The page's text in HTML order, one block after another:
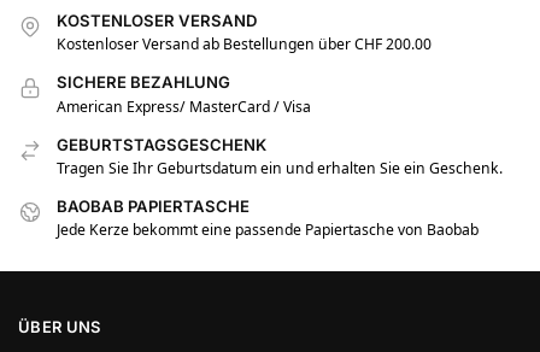
KOSTENLOSER VERSAND
Kostenloser Versand ab Bestellungen über CHF 200.00
SICHERE BEZAHLUNG
American Express/ MasterCard / Visa
GEBURTSTAGSGESCHENK
Tragen Sie Ihr Geburtsdatum ein und erhalten Sie ein Geschenk.
BAOBAB PAPIERTASCHE
Jede Kerze bekommt eine passende Papiertasche von Baobab
ÜBER UNS